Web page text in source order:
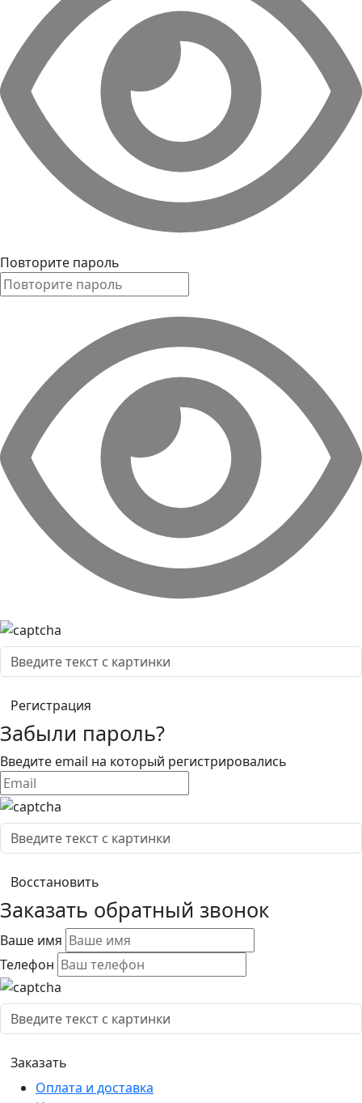
Повторите пароль
Забыли пароль?
Введите email на который регистрировались
Заказать обратный звонок
Ваше имя
Телефон
Оплата и доставка